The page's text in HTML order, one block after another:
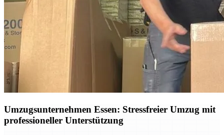
Umzugsunternehmen Essen: Stressfreier Umzug mit
professioneller Unterstützung